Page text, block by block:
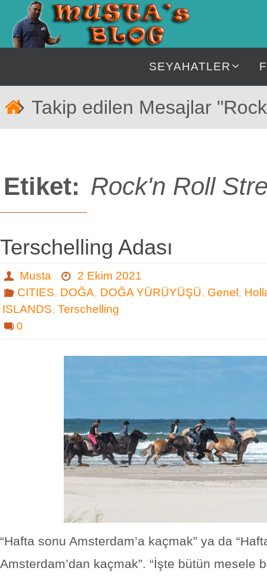
İçeriğe
geç
SEYAHATLER
Takip edilen Mesajlar
Etiket: Rock'n Roll
Terschelling Adası
Musta
2 Ekim 2021
CITIES, DOĞA, DOĞA YÜRÜYÜŞÜ, Genel ,
ISLANDS, Terschelling
0
“Hafta sonu Amsterdam’a kaçmak” ya da
Amsterdam’dan kaçmak”. “İşte bütün mesele